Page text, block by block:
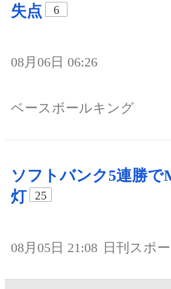
失点
6
08月06日 06:26
ベースボールキング
ソフトバンク5連勝で
灯
25
08月05日 21:08 日刊スポ